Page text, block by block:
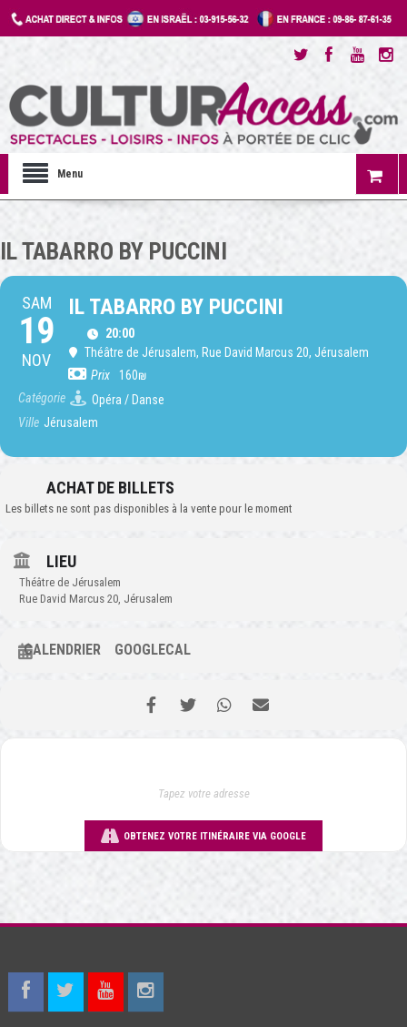
Menu
IL TABARRO BY PUCCINI
SAM
19
NOV
IL TABARRO BY PUCCINI
20:00
Théâtre de Jérusalem, Rue David Marcus 20, Jérusalem
Prix
160₪
Catégorie
Opéra / Danse
Ville Jérusalem
ACHAT DE BILLETS
Les billets ne sont pas disponibles à la vente pour le moment
LIEU
Théâtre de Jérusalem
Rue David Marcus 20, Jérusalem
CALENDRIER GOOGLECAL
OBTENEZ VOTRE ITINÉRAIRE VIA GOOGLE